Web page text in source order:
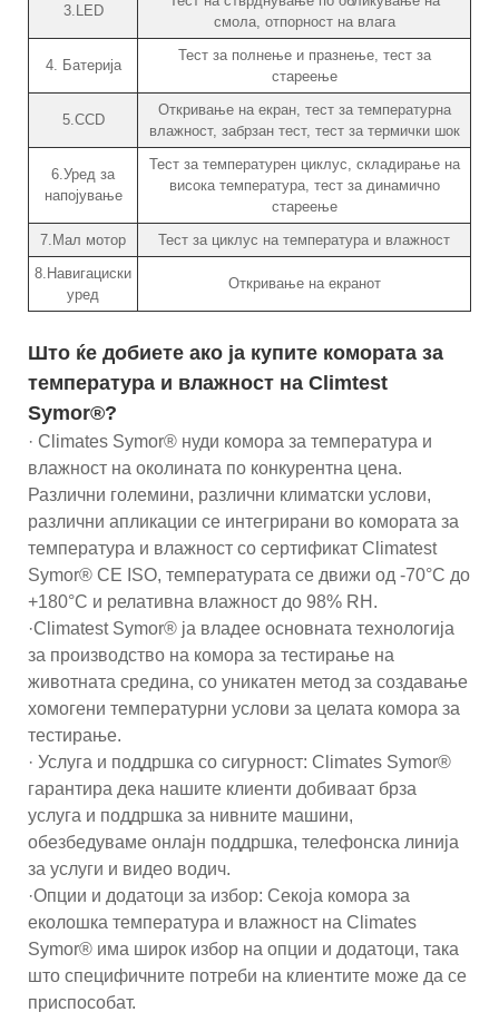
3.LED
смола, отпорност на влага
4. Батерија
Тест за полнење и празнење, тест за
стареење
5.CCD
Откривање на екран, тест за температурна
влажност, забрзан тест, тест за термички шок
6.Уред за
напојување
Тест за температурен циклус, складирање на
висока температура, тест за динамично
стареење
7.Мал мотор
Тест за циклус на температура и влажност
8.Навигациски
уред
Откривање на екранот
Што ќе добиете ако ја купите комората за
температура и влажност на Climtest
Symor®?
· Climates Symor® нуди комора за температура и
влажност на околината по конкурентна цена.
Различни големини, различни климатски услови,
различни апликации се интегрирани во комората за
температура и влажност со сертификат Climatest
Symor® CE ISO, температурата се движи од -70°C до
+180°C и релативна влажност до 98% RH.
·Climatest Symor® ја владее основната технологија
за производство на комора за тестирање на
животната средина, со уникатен метод за создавање
хомогени температурни услови за целата комора за
тестирање.
· Услуга и поддршка со сигурност: Climates Symor®
гарантира дека нашите клиенти добиваат брза
услуга и поддршка за нивните машини,
обезбедуваме онлајн поддршка, телефонска линија
за услуги и видео водич.
·Опции и додатоци за избор: Секоја комора за
еколошка температура и влажност на Climates
Symor® има широк избор на опции и додатоци, така
што специфичните потреби на клиентите може да се
приспособат.